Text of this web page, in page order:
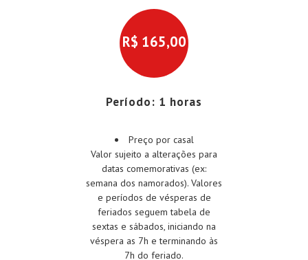
R$ 165,00
Período: 1 horas
Preço por casal
Valor sujeito a alterações para
datas comemorativas (ex:
semana dos namorados). Valores
e períodos de vésperas de
feriados seguem tabela de
sextas e sábados, iniciando na
véspera as 7h e terminando às
7h do feriado.